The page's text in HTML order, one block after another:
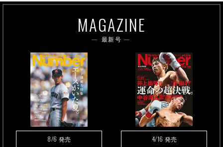
MAGAZINE
最新号
8/6 発売 4/16 発売